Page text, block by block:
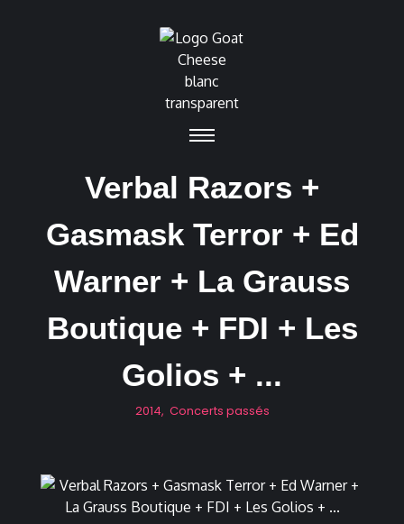
Verbal Razors +
Gasmask Terror + Ed
Warner + La Grauss
Boutique + FDI + Les
Golios + ...
2014, Concerts passés